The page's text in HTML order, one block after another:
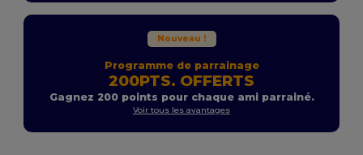
Nouveau !
Programme de parrainage
200PTS. OFFERTS
Gagnez 200 points pour chaque ami parrainé.
Voir tous les avantages